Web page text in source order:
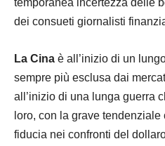
dei consueti giornalisti
La Cina è all’inizio di un
sempre più esclusa dai
all’inizio di una lunga guerra
loro, con la grave
fiducia nei confronti del